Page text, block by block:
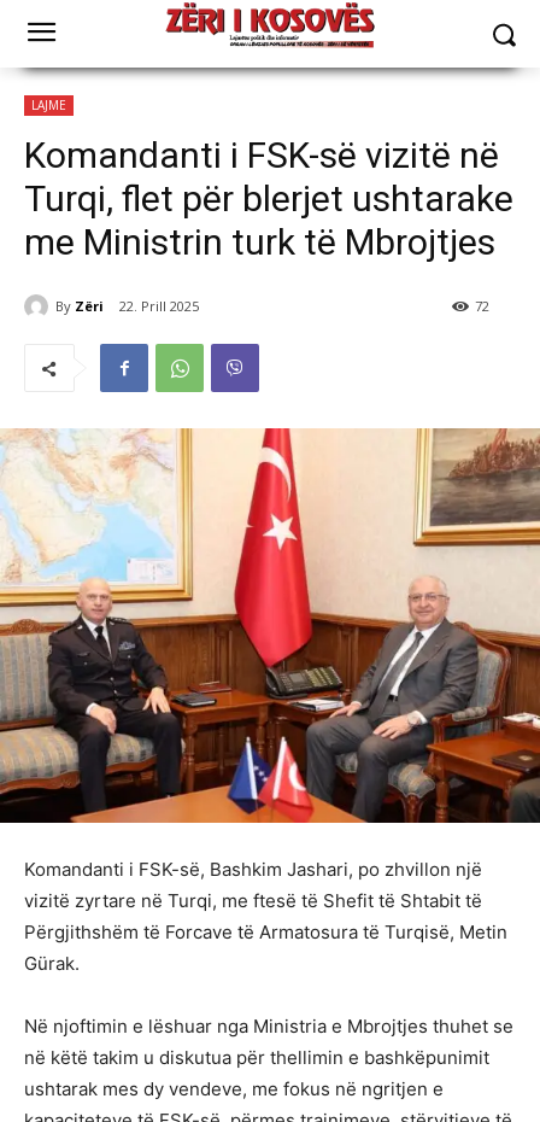
LAJME
Komandanti i FSK-së vizitë në
Turqi, flet për blerjet ushtarake
me Ministrin turk të Mbrojtjes
By Zëri 22. Prill 2025 72
Komandanti i FSK-së, Bashkim Jashari, po zhvillon një
vizitë zyrtare në Turqi, me ftesë të Shefit të Shtabit të
Përgjithshëm të Forcave të Armatosura të Turqisë, Metin
Gürak.
Në njoftimin e lëshuar nga Ministria e Mbrojtjes thuhet se
në këtë takim u diskutua për thellimin e bashkëpunimit
ushtarak mes dy vendeve, me fokus në ngritjen e